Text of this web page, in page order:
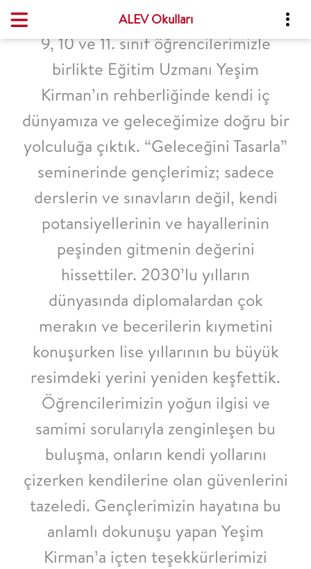
ALEV Okulları
9, 10 ve 11. sınıf öğrencilerimizle
birlikte Eğitim Uzmanı Yeşim
Kirman’ın rehberliğinde kendi iç
dünyamıza ve geleceğimize doğru bir
yolculuğa çıktık. “Geleceğini Tasarla”
seminerinde gençlerimiz; sadece
derslerin ve sınavların değil, kendi
potansiyellerinin ve hayallerinin
peşinden gitmenin değerini
hissettiler. 2030’lu yılların
dünyasında diplomalardan çok
merakın ve becerilerin kıymetini
konuşurken lise yıllarının bu büyük
resimdeki yerini yeniden keşfettik.
Öğrencilerimizin yoğun ilgisi ve
samimi sorularıyla zenginleşen bu
buluşma, onların kendi yollarını
çizerken kendilerine olan güvenlerini
tazeledi. Gençlerimizin hayatına bu
anlamlı dokunuşu yapan Yeşim
Kirman’a içten teşekkürlerimizi